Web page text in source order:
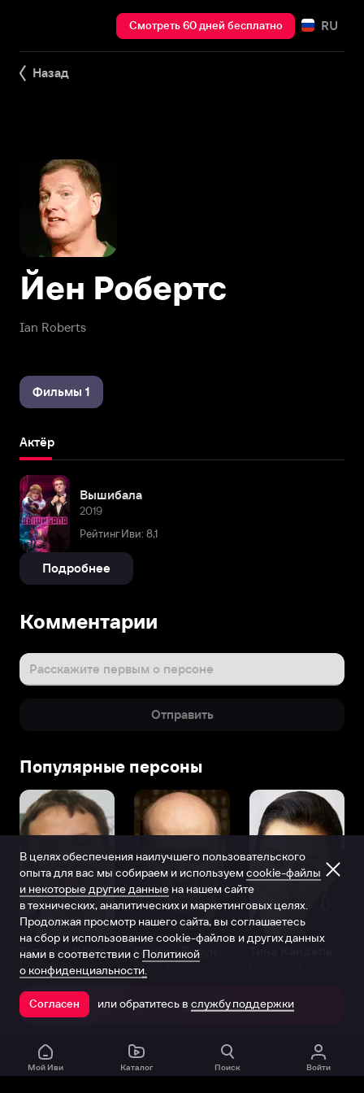
Смотреть 60 дней бесплатно RU
Назад
Ian Roberts
Йен Робертс
Фильмы 1
Актёр
Вышибала
2019
Рейтинг Иви: 8,1
Подробнее
Комментарии
Расскажите первым о персоне
Отправить
Популярные персоны
Виталий Шляппо
Продюсер Актёр дубляжа
Открыть в приложении
Мой Иви Каталог Поиск Войти
В целях обеспечения наилучшего пользовательского
опыта для вас мы собираем и используем cookie-файлы
и некоторые другие данные на нашем сайте
в технических, аналитических и маркетинговых целях.
Продолжая просмотр нашего сайта, вы соглашаетесь
на сбор и использование cookie-файлов и других данных
нами в соответствии с Политикой
о конфиденциальности.
Согласен или обратитесь в службу поддержки